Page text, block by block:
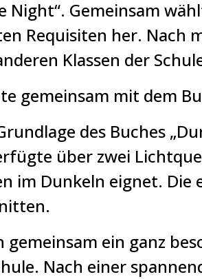
Gemeinsam
Requisiten her. Nach
Klassen der
gemeinsam mit dem
des Buches
über zwei
im Dunkeln eignet. Die
gemeinsam ein ganz
Nach einer